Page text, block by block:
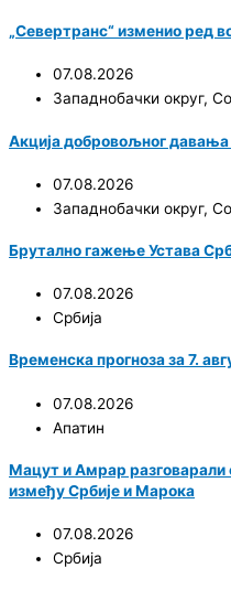
„Севертранс“ изменио ред
07.08.2026
Западнобачки округ,
Акција добровољног давања
07.08.2026
Западнобачки округ,
Брутално гажење Устава
07.08.2026
Србија
Временска прогноза за 7.
07.08.2026
Апатин
Мацут и Амрар
између Србије и Марока
07.08.2026
Србија